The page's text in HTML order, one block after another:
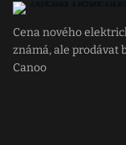
Cena nového
známá, ale prodávat
Canoo